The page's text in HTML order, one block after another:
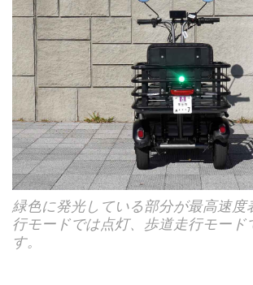
緑色に発光している部分が最高速度
行モードでは点灯、歩道走行モード
す。